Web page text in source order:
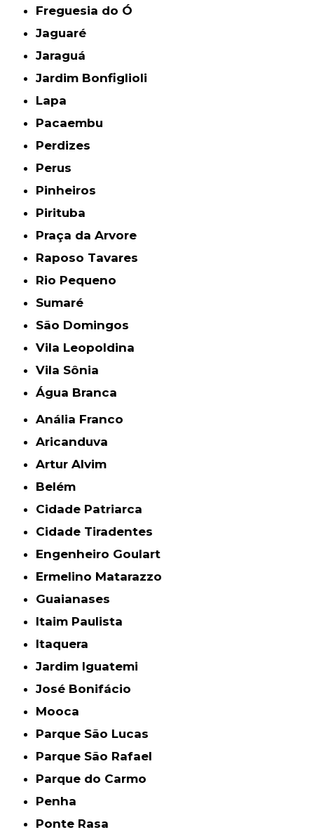
Freguesia do Ó
Jaguaré
Jaraguá
Jardim Bonfiglioli
Lapa
Pacaembu
Perdizes
Perus
Pinheiros
Pirituba
Praça da Arvore
Raposo Tavares
Rio Pequeno
Sumaré
São Domingos
Vila Leopoldina
Vila Sônia
Água Branca
Anália Franco
Aricanduva
Artur Alvim
Belém
Cidade Patriarca
Cidade Tiradentes
Engenheiro Goulart
Ermelino Matarazzo
Guaianases
Itaim Paulista
Itaquera
Jardim Iguatemi
José Bonifácio
Mooca
Parque São Lucas
Parque São Rafael
Parque do Carmo
Penha
Ponte Rasa